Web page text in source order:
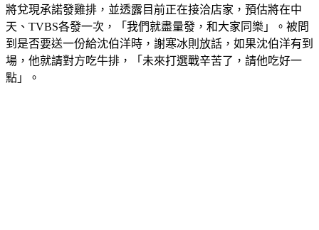
將兌現承諾發雞排，並透露目前正在接洽店家，預估將在中
天、TVBS各發一次，「我們就盡量發，和大家同樂」。被問
到是否要送一份給沈伯洋時，謝寒冰則放話，如果沈伯洋有到
場，他就請對方吃牛排，「未來打選戰辛苦了，請他吃好一
點」。